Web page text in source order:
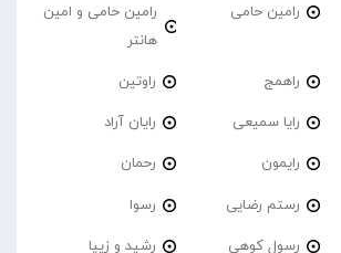
رامین حامی
رامین حامی و امین
هانتر
راهمج راوتین
رایا سمیعی رایان آراد
رایمون رحمان
رستم رضایی رسوا
رسول کوهی رشید و زیپا